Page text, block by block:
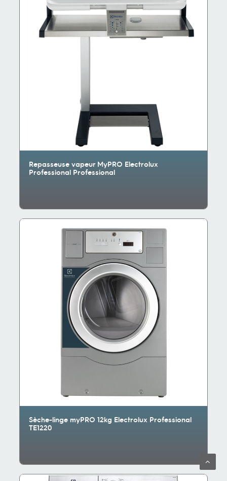
Repasseuse vapeur MyPRO Electrolux
Professional Professional
Sèche-linge myPRO 12kg Electrolux Professional
TE1220